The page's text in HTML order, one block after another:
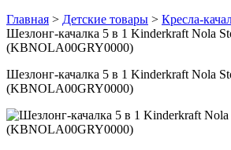
Главная > Детские товары > Кресла-
Шезлонг-качалка 5 в 1 Kinderkraft Nola
(KBNOLA00GRY0000)
Шезлонг-качалка 5 в 1 Kinderkraft Nola
(KBNOLA00GRY0000)